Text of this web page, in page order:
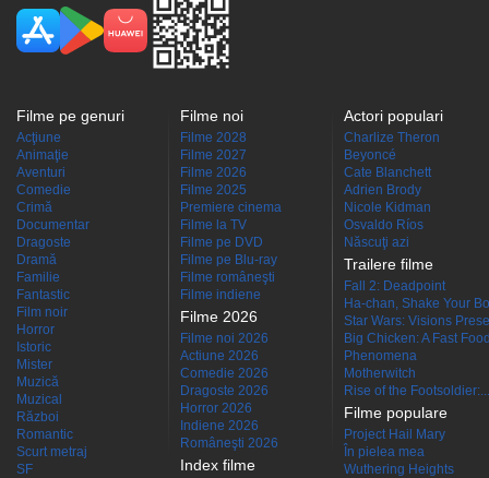
Filme pe genuri
Acţiune
Animaţie
Aventuri
Comedie
Crimă
Documentar
Dragoste
Dramă
Familie
Fantastic
Film noir
Horror
Istoric
Mister
Muzică
Muzical
Război
Romantic
Scurt metraj
SF
Filme noi
Filme 2028
Filme 2027
Filme 2026
Filme 2025
Premiere cinema
Filme la TV
Filme pe DVD
Filme pe Blu-ray
Filme româneşti
Filme indiene
Filme 2026
Filme noi 2026
Actiune 2026
Comedie 2026
Dragoste 2026
Horror 2026
Indiene 2026
Româneşti 2026
Index filme
Actori populari
Charlize Theron
Beyoncé
Cate Blanchett
Adrien Brody
Nicole Kidman
Osvaldo Ríos
Născuţi azi
Trailere filme
Fall 2: Deadpoint
Ha-chan, Shake Your
Star Wars: Visions
Big Chicken: A Fast
Phenomena
Motherwitch
Rise of the Footsoldier:...
Filme populare
Project Hail Mary
În pielea mea
Wuthering Heights